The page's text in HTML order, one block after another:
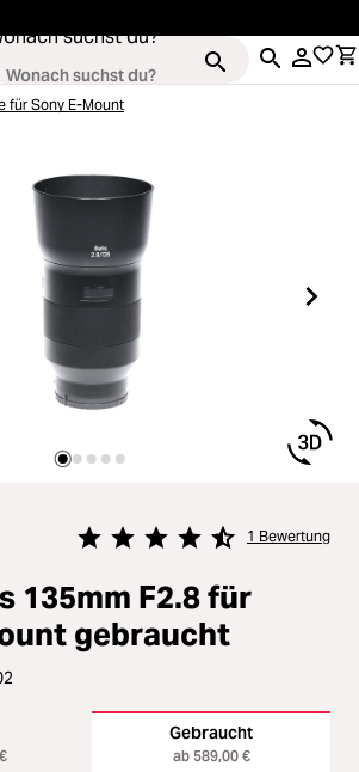
suchst du?
Drohnen
Gimbals
für Sony E-Mount
1 Bewertung
135mm F2.8 für
gebraucht
Gebraucht
ab 589,00 €